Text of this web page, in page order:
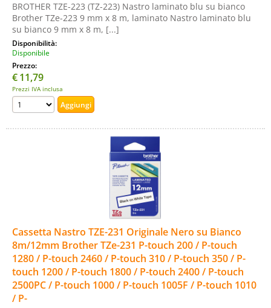
BROTHER TZE-223 (TZ-223) Nastro laminato blu su bianco
Brother TZe-223 9 mm x 8 m, laminato Nastro laminato blu
su bianco 9 mm x 8 m, [...]
Disponibilità:
Disponibile
Prezzo:
€11,79
Prezzi IVA inclusa
Cassetta Nastro TZE-231 Originale Nero su Bianco
8m/12mm Brother TZe-231 P-touch 200 / P-touch
1280 / P-touch 2460 / P-touch 310 / P-touch 350 / P-
touch 1200 / P-touch 1800 / P-touch 2400 / P-touch
2500PC / P-touch 1000 / P-touch 1005F / P-touch 1010
/ P-